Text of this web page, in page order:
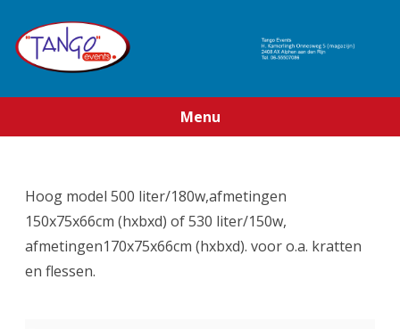
Menu
inhoud
Hoog model 500 liter/180w,afmetingen
150x75x66cm (hxbxd) of 530 liter/150w,
afmetingen170x75x66cm (hxbxd). voor o.a. kratten
en flessen.